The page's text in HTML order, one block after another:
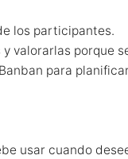
los participantes.
valorarlas porque
para
usar cuando